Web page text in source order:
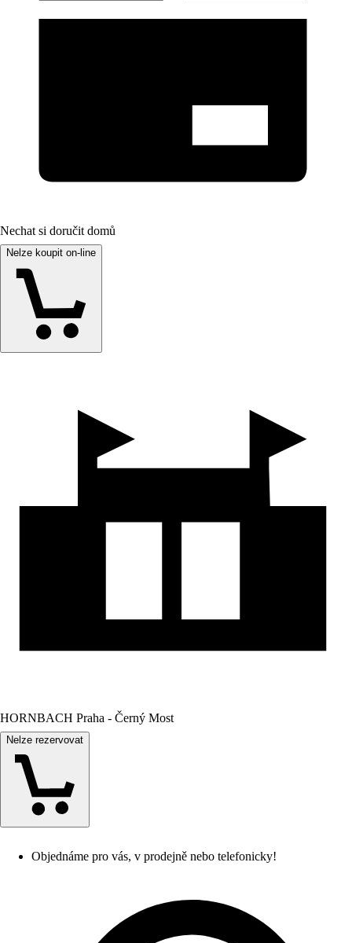
Nechat si doručit domů
Nelze koupit on-line
HORNBACH Praha - Černý Most
Nelze rezervovat
Objednáme pro vás, v prodejně nebo telefonicky!